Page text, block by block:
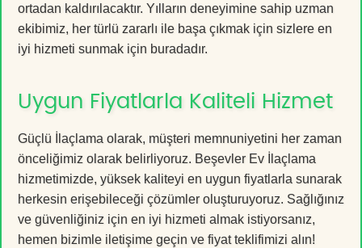
ortadan kaldırılacaktır. Yılların deneyimine sahip uzman
ekibimiz, her türlü zararlı ile başa çıkmak için sizlere en
iyi hizmeti sunmak için buradadır.
Uygun Fiyatlarla Kaliteli Hizmet
Güçlü İlaçlama olarak, müşteri memnuniyetini her zaman
önceliğimiz olarak belirliyoruz. Beşevler Ev İlaçlama
hizmetimizde, yüksek kaliteyi en uygun fiyatlarla sunarak
herkesin erişebileceği çözümler oluşturuyoruz. Sağlığınız
ve güvenliğiniz için en iyi hizmeti almak istiyorsanız,
hemen bizimle iletişime geçin ve fiyat teklifimizi alın!